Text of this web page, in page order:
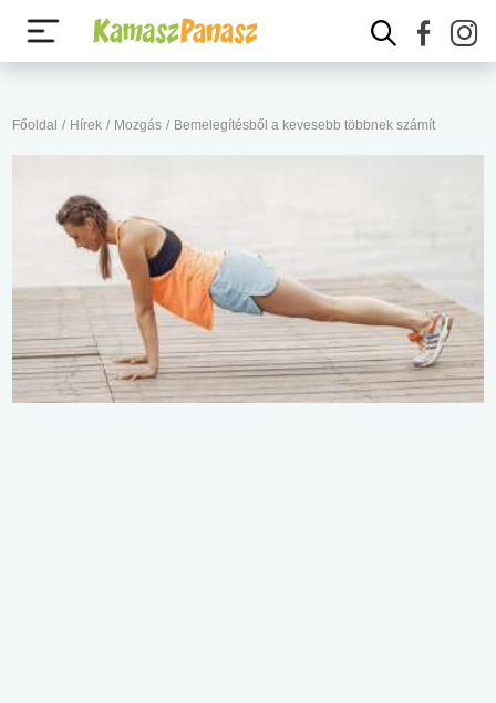
Főoldal / Hírek / Mozgás / Bemelegítésből a kevesebb többnek számít